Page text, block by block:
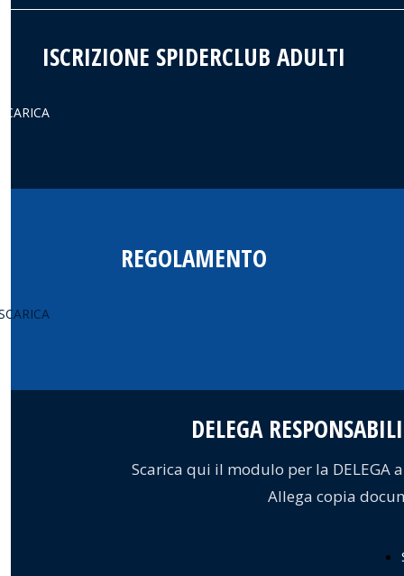
ISCRIZIONE SPIDERCLUB ADULTI
REGOLAMENTO
DELEGA
Scarica qui il modulo per la
Allega copia